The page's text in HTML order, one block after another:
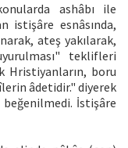
ashâbı ile
istişâre esnâsında,
ateş yakılarak,
teklifleri
Hristiyanların, boru
âdetidir." diyerek
İstişâre